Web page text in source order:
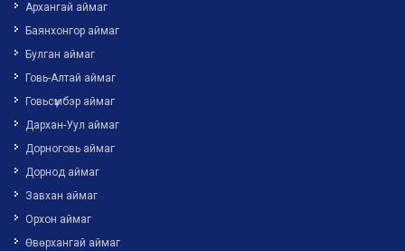
Архангай аймаг
Баянхонгор аймаг
Булган аймаг
Говь-Алтай аймаг
Говьсүмбэр аймаг
Дархан-Уул аймаг
Дорноговь аймаг
Дорнод аймаг
Завхан аймаг
Орхон аймаг
Өвөрхангай аймаг